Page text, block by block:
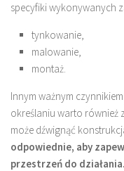
specyfiki wykonywanych
tynkowanie,
malowanie,
montaż.
Innym ważnym
określaniu warto również
może dźwignąć
odpowiednie, aby
przestrzeń do działania.